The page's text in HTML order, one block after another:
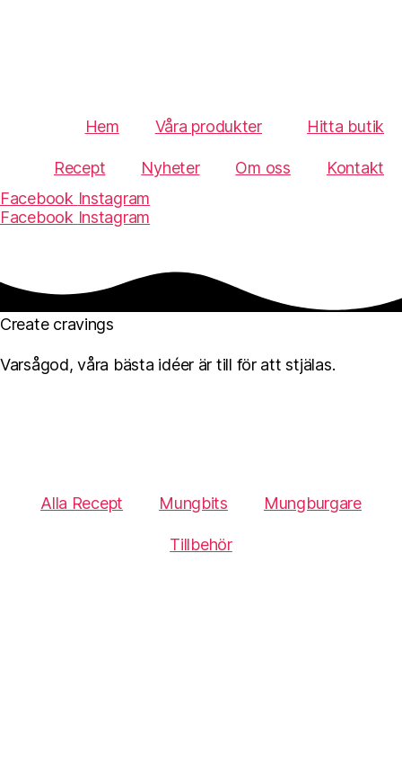
Hem Våra produkter Hitta butik
Recept Nyheter Om oss
Kontakt
Facebook Instagram
Facebook Instagram
Create cravings
Varsågod, våra bästa idéer är till för att stjälas.
Alla Recept Mungbits Mungburgare
Tillbehör